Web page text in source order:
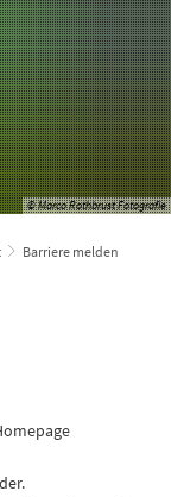
© Marco Rothbrust Fotografie
Barriere melden